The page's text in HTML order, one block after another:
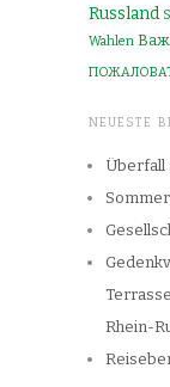
Russland
Wahlen
NEUESTE
Überfall
Rhein-